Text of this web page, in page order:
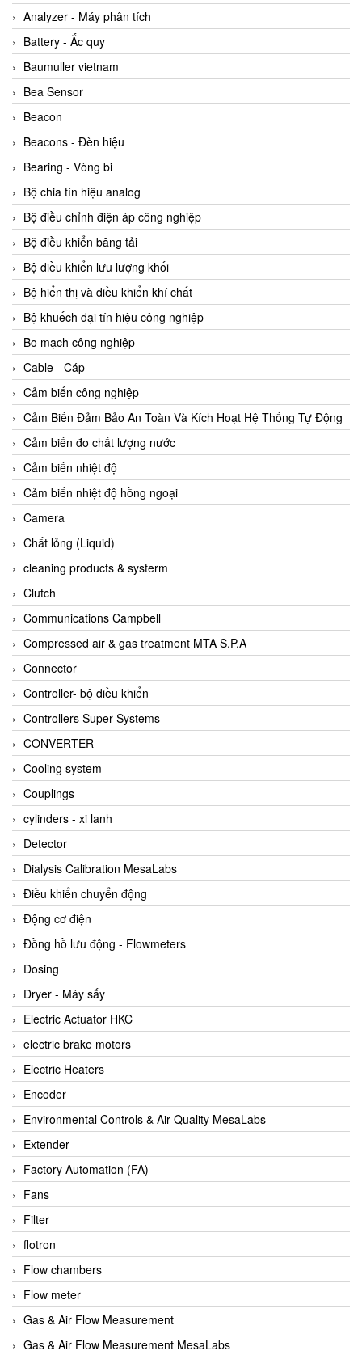
Accepta Vietnam
ACCUMAC Vietnam
AccuWeb Vietnam
Acey
ACOEM Vietnam
ADCA Vietnam
ADFweb Vietnam
Adler Vietnam
Ados Vietnam
Advanced Energy Vietnam
Advantech Vietnam
Agate Vietnam
AGR International Vietnam
Aichi Tokei Denki Vietnam
Aii Vietnam
AIKOH
AINUO Vietnam
AIR MAJOR
Aira Euro Automation
Airtac Vietnam
Airtec Vietnam
AI-Tek Vietnam
Akerstroms Viet Nam
AKO Armaturen & Separationstechnik
AKO Armaturen & Separationstechnik Vietnam
AKUSENSE
ALA OFFICINE SPA
Albrecht-Automatik Viet Nam
Allen Bradley Vietnam
Alpha Moisture Vietnam
Alpha-Achem Vietnam
Alphino
ALRE-IT Vietnam
Altech
Amarillo Gear
Ametek
AMPTRON Vietnam
AND Vietnam
ANDERSON-NEGELE
ANDILOG Technologies Vietnam
Anritsu
ANTEC S.A
Antico pumps
Anybus/ HMS
AOBEN
Apex Dynamics Vietnam
Apex Dynamics Vietnam
Apiste
APLISENS VietNam
Apollo Fire
Appleton
AQ Matic
Aqualabo Vietnam
Aquametro
Analyzer - Máy phân tích
Battery - Ắc quy
Baumuller vietnam
Bea Sensor
Beacon
Beacons - Đèn hiệu
Bearing - Vòng bi
Bộ chia tín hiệu analog
Bộ điều chỉnh điện áp công nghiệp
Bộ điều khiển băng tải
Bộ điều khiển lưu lượng khối
Bộ hiển thị và điều khiển khí chất
Bộ khuếch đại tín hiệu công nghiệp
Bo mạch công nghiệp
Cable - Cáp
Cảm biến công nghiệp
Cảm Biến Đảm Bảo An Toàn Và Kích Hoạt Hệ Thống Tự Động
Cảm biến đo chất lượng nước
Cảm biến nhiệt độ
Cảm biến nhiệt độ hồng ngoại
Camera
Chất lỏng (Liquid)
cleaning products & systerm
Clutch
Communications Campbell
Compressed air & gas treatment MTA S.P.A
Connector
Controller- bộ điều khiển
Controllers Super Systems
CONVERTER
Cooling system
Couplings
cylinders - xi lanh
Detector
Dialysis Calibration MesaLabs
Điều khiển chuyển động
Động cơ điện
Đồng hồ lưu động - Flowmeters
Dosing
Dryer - Máy sấy
Electric Actuator HKC
electric brake motors
Electric Heaters
Encoder
Environmental Controls & Air Quality MesaLabs
Extender
Factory Automation (FA)
Fans
Filter
flotron
Flow chambers
Flow meter
Gas & Air Flow Measurement
Gas & Air Flow Measurement MesaLabs